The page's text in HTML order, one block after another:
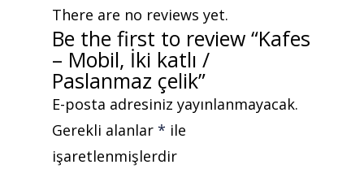
There are no reviews yet.
Be the first to review “Kafes
– Mobil, İki katlı /
Paslanmaz çelik”
E-posta adresiniz yayınlanmayacak.
Gerekli alanlar * ile
işaretlenmişlerdir